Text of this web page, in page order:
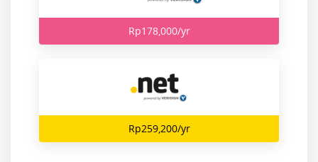
Rp178,000/yr
Rp259,200/yr